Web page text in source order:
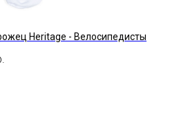
Heritage - Велосипедисты